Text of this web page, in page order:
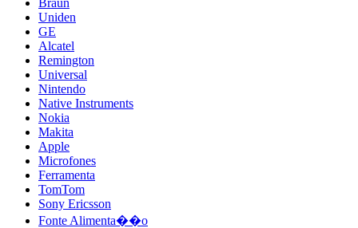
Braun
Uniden
GE
Alcatel
Remington
Universal
Nintendo
Native Instruments
Nokia
Makita
Apple
Microfones
Ferramenta
TomTom
Sony Ericsson
Fonte Alimenta��o